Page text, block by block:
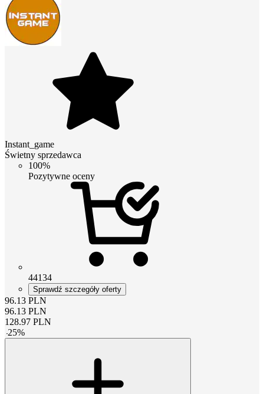
Instant_game
Świetny sprzedawca
100%
Pozytywne oceny
44134
Sprawdź szczegóły oferty
96.13 PLN
96.13 PLN
128.97 PLN
-25%